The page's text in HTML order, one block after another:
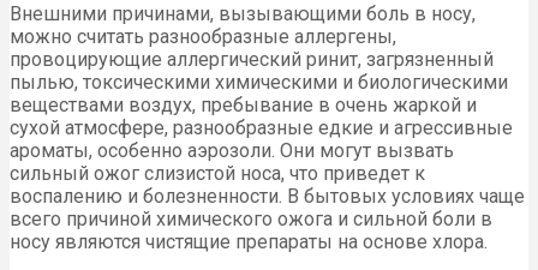
Внешними причинами, вызывающими боль в носу,
можно считать разнообразные аллергены,
провоцирующие аллергический ринит, загрязненный
пылью, токсическими химическими и биологическими
веществами воздух, пребывание в очень жаркой и
сухой атмосфере, разнообразные едкие и агрессивные
ароматы, особенно аэрозоли. Они могут вызвать
сильный ожог слизистой носа, что приведет к
воспалению и болезненности. В бытовых условиях чаще
всего причиной химического ожога и сильной боли в
носу являются чистящие препараты на основе хлора.